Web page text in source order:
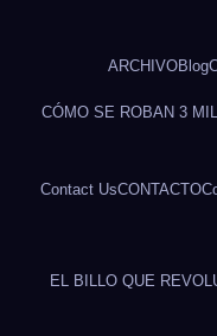
ARCHIVOBlog
CÓMO SE ROBAN 3
Contact UsCONTACTO
EL BILLO QUE